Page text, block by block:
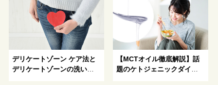
デリケートゾーン ケア法と
デリケートゾーンの洗い方
【MCTオイル徹底解説】話
題のケトジェニックダイエ